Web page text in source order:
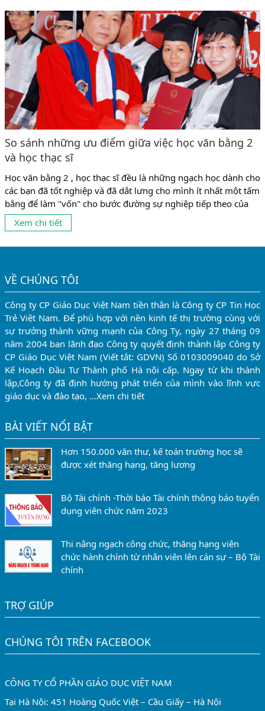
So sánh những ưu điểm giữa việc học văn bằng 2
và học thạc sĩ
Học văn bằng 2 , học thạc sĩ đều là những ngạch học dành cho
các bạn đã tốt nghiệp và đã dắt lưng cho mình ít nhất một tấm
bằng để làm "vốn" cho bước đường sự nghiệp tiếp theo của
mình . 2 ngạch học trên đều có những mặt mạnh và những ưu
điểm riêng biệt ....
Xem chi tiết
VỀ CHÚNG TÔI
Công ty CP Giáo Dục Việt Nam tiền thân là Công ty CP Tin Học
Trẻ Việt Nam. Để phù hợp với nền kinh tế thị trường cùng với
sự trưởng thành vững mạnh của Công Ty, ngày 27 tháng 09
năm 2004 ban lãnh đạo Công ty quyết định thành lập Công ty
CP Giáo Dục Việt Nam (Viết tắt: GDVN) Số 0103009040 do Sở
Kế Hoạch Đầu Tư Thành phố Hà nội cấp. Ngay từ khi thành
lập,Công ty đã định hướng phát triển của mình vào lĩnh vực
giáo dục và đào tạo, …Xem chi tiết
BÀI VIẾT NỔI BẬT
Hơn 150.000 văn thư, kế toán trường học sẽ
được xét thăng hạng, tăng lương
Bộ Tài chính -Thời báo Tài chính thông báo tuyển
dụng viên chức năm 2023
Thi nâng ngạch công chức, thăng hạng viên
chức hành chính từ nhân viên lên cán sự – Bộ Tài
chính
TRỢ GIÚP
CHÚNG TÔI TRÊN FACEBOOK
CÔNG TY CỔ PHẦN GIÁO DỤC VIỆT NAM
Tại Hà Nội: 451 Hoàng Quốc Việt – Cầu Giấy – Hà Nội